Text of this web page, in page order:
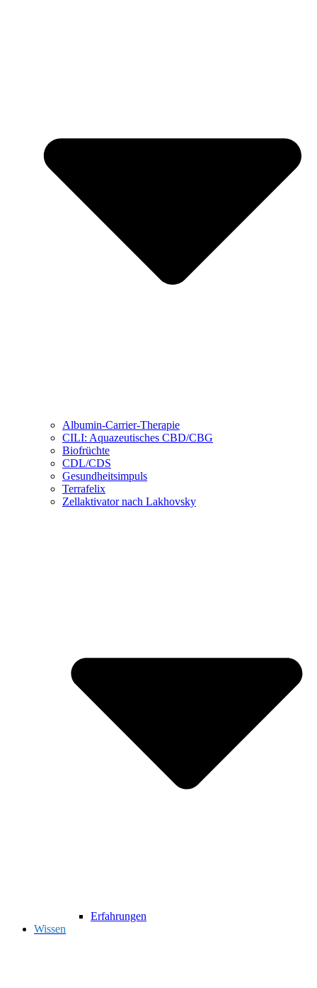
Albumin-Carrier-Therapie
CILI: Aquazeutisches CBD/CBG
Biofrüchte
CDL/CDS
Gesundheitsimpuls
Terrafelix
Zellaktivator nach Lakhovsky
Erfahrungen
Wissen